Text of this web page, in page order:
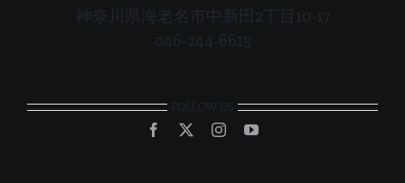
神奈川県海老名市中新田2丁目10-17
046-244-6615
FOLLOW US